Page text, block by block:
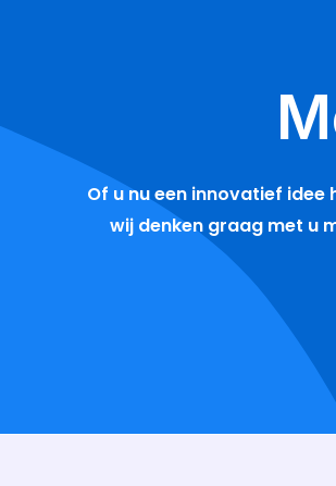
Of u nu een innovatief
wij denken graag met u